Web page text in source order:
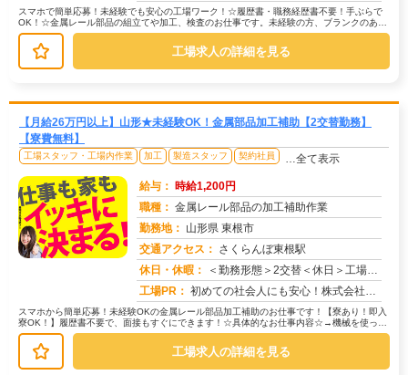
スマホで簡単応募！未経験でも安心の工場ワーク！☆履歴書・職務経歴書不要！手ぶらで
OK！☆金属レール部品の組立てや加工、検査のお仕事です。未経験の方、ブランクのある
方も多数活躍中！20代〜50代ま...
工場求人の詳細を見る
【月給26万円以上】山形★未経験OK！金属部品加工補助【2交替勤務】
【寮費無料】
工場スタッフ・工場内作業 加工 製造スタッフ 契約社員 …全て表示
給与： 時給1,200円
職種： 金属レール部品の加工補助作業
勤務地： 山形県 東根市
交通アクセス： さくらんぼ東根駅
休日・休暇：
＜勤務形態＞2交替＜休日＞工場カレンダーによる
工場PR： 初めての社会人にも安心！株式会社京栄センターで、新しい一歩を踏み出してみませんか？☆家具付き寮で、すぐに新生活スタ...
スマホから簡単応募！未経験OKの金属レール部品加工補助のお仕事です！【寮あり！即入
寮OK！】履歴書不要で、面接もすぐにできます！☆具体的なお仕事内容☆→機械を使った
簡単な加工補助→製品の目視検査...
工場求人の詳細を見る